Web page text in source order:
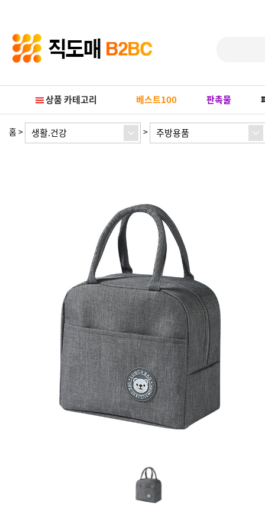
PrevNext
상품 카테고리 베스트100 판촉물
홈 > 생활.건강 > 주방용품